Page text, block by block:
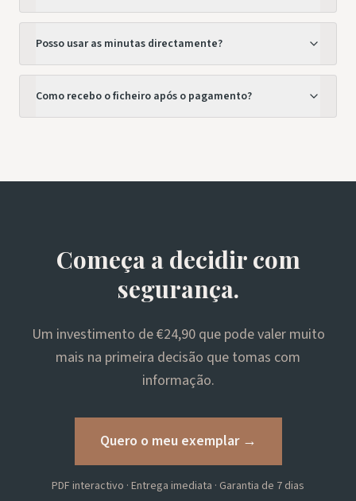
Posso usar as minutas directamente?
Como recebo o ficheiro após o pagamento?
Começa a decidir com
segurança.
Um investimento de €24,90 que pode valer muito
mais na primeira decisão que tomas com
informação.
Quero o meu exemplar →
PDF interactivo · Entrega imediata · Garantia de 7 dias